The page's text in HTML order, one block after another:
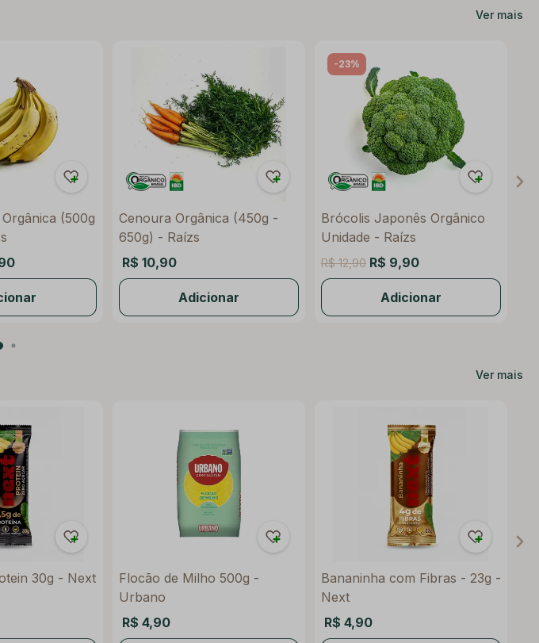
Ver mais
(500g
Cenoura Orgânica (450g -
650g) - Raízs
R$ 10,90
Adicionar
-23%
Brócolis Japonês Orgânico
Unidade - Raízs
R$ 12,90 R$ 9,90
Adicionar
Ver mais
30g - Next
Flocão de Milho 500g -
Urbano
R$ 4,90
Bananinha com Fibras - 23g -
Next
R$ 4,90